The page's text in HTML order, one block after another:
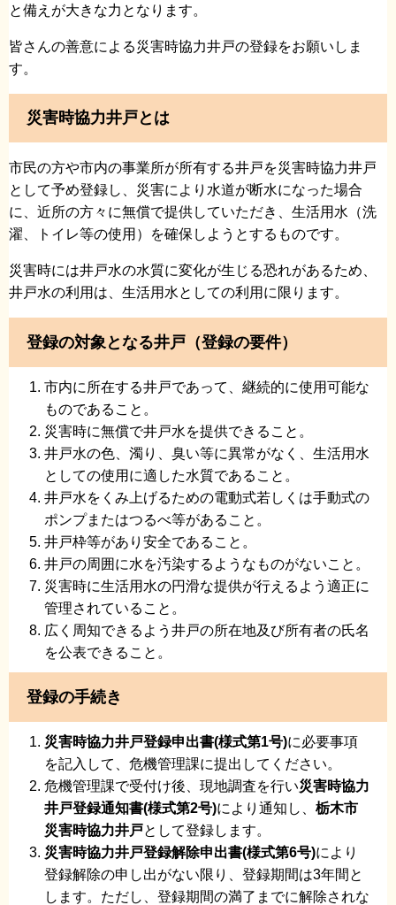
と備えが大きな力となります。
皆さんの善意による災害時協力井戸の登録をお願いしま
す。
災害時協力井戸とは
市民の方や市内の事業所が所有する井戸を災害時協力井戸
として予め登録し、災害により水道が断水になった場合
に、近所の方々に無償で提供していただき、生活用水（洗
濯、トイレ等の使用）を確保しようとするものです。
災害時には井戸水の水質に変化が生じる恐れがあるため、
井戸水の利用は、生活用水としての利用に限ります。
登録の対象となる井戸（登録の要件）
市内に所在する井戸であって、継続的に使用可能な
ものであること。
災害時に無償で井戸水を提供できること。
井戸水の色、濁り、臭い等に異常がなく、生活用水
としての使用に適した水質であること。
井戸水をくみ上げるための電動式若しくは手動式の
ポンプまたはつるべ等があること。
井戸枠等があり安全であること。
井戸の周囲に水を汚染するようなものがないこと。
災害時に生活用水の円滑な提供が行えるよう適正に
管理されていること。
広く周知できるよう井戸の所在地及び所有者の氏名
を公表できること。
登録の手続き
災害時協力井戸登録申出書(様式第1号)に必要事項
を記入して、危機管理課に提出してください。
危機管理課で受付け後、現地調査を行い災害時協力
井戸登録通知書(様式第2号)により通知し、 栃木市
災害時協力井戸として登録します。
災害時協力井戸登録解除申出書(様式第6号)により
登録解除の申し出がない限り、登録期間は3年間と
します。ただし、登録期間の満了までに解除されな